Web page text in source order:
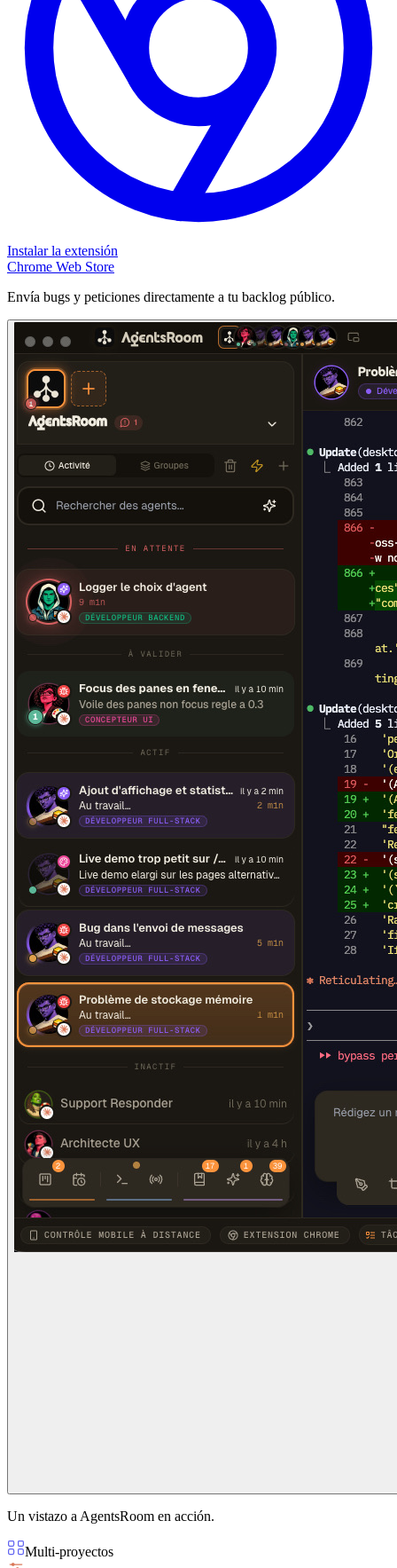
Instalar la extensión
Chrome Web Store
Envía bugs y peticiones directamente a tu backlog público.
Un vistazo a AgentsRoom en acción.
Multi-proyectos